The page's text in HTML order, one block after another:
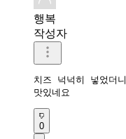
행복
작성자
치즈 넉넉히 넣었더니
맛있네요
0